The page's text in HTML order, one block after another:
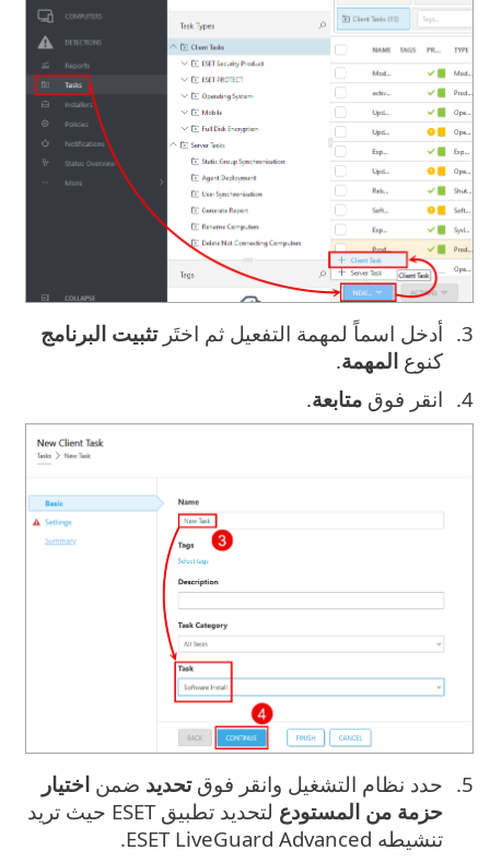
أدخل اسماً لمهمة التفعيل ثم اختَرتثبيت البرنامج
كنوع المهمة.
انقر فوق ‎ متابعة.
حدد نظام التشغيل وانقر فوقتحديد ضمن اختيار
حزمة من المستودع
لتحديد تطبيق ESET حيث تريد
تنشيطه ESET LiveGuard Advanced.